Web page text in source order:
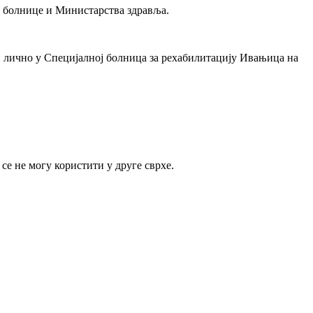
и Министарства здравља.
у Специјалној болница за рехабилитацију Ивањица на
не могу користити у друге сврхе.